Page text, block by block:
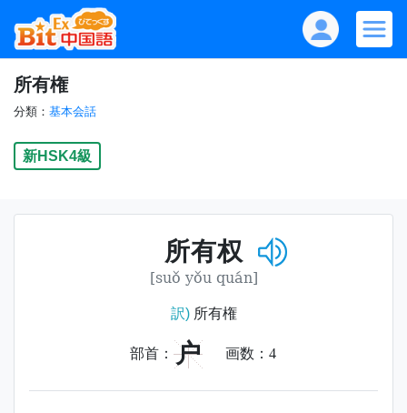
所有権
分類： 基本会話
新HSK4級
所有权
[suǒ yǒu quán]
訳)所有権
部首： 户 画数： 4